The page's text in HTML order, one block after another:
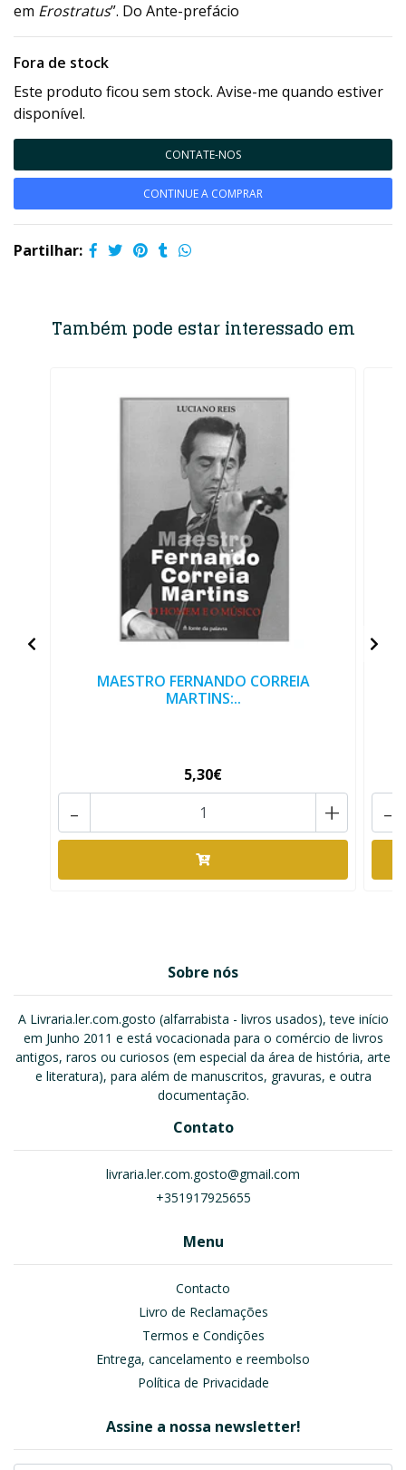
em Erostratus”. Do Ante-prefácio
Fora de stock
Este produto ficou sem stock. Avise-me quando estiver
disponível.
CONTATE-NOS
CONTINUE A COMPRAR
Partilhar:
Também pode estar interessado em
MAESTRO FERNANDO CORREIA
MARTINS:..
5,30€
+
- -
Sobre nós
A Livraria.ler.com.gosto (alfarrabista - livros usados), teve início
em Junho 2011 e está vocacionada para o comércio de livros
antigos, raros ou curiosos (em especial da área de história, arte
e literatura), para além de manuscritos, gravuras, e outra
documentação.
Contato
livraria.ler.com.gosto@gmail.com
+351917925655
Menu
Contacto
Livro de Reclamações
Termos e Condições
Entrega, cancelamento e reembolso
Política de Privacidade
Assine a nossa newsletter!